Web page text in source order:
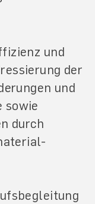
und
der
und
sowie
durch